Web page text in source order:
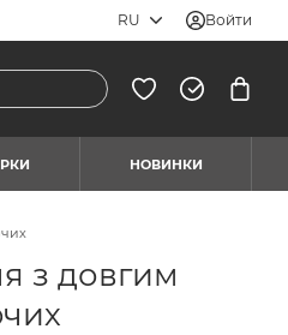
RU Войти
НОВИНКИ
з довгим